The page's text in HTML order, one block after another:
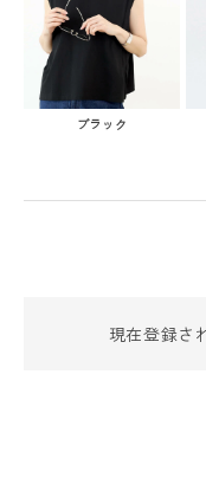
ブラック
現在登録さ